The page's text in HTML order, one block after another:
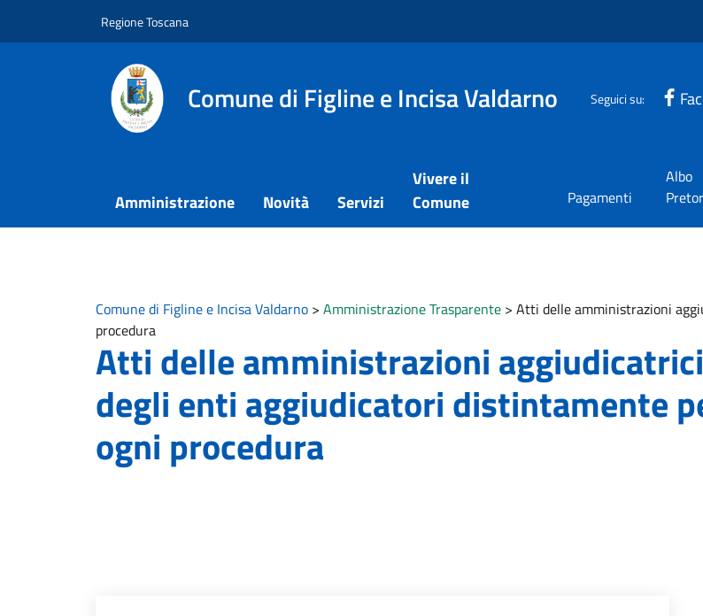
Regione Toscana
Comune di Figline e Incisa Valdarno Seguici su:
Amministrazione Novità Servizi
Vivere il
Comune
Pagamenti
Albo
Comune di Figline e Incisa Valdarno > Amministrazione Trasparente > Atti delle amministrazioni
procedura
Atti delle amministrazioni
degli enti aggiudicatori distintamente
ogni procedura